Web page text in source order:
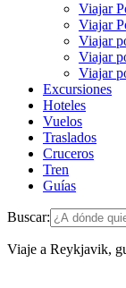
Viajar
Viajar
Viajar
Viajar
Viajar
Excursiones
Hoteles
Vuelos
Traslados
Cruceros
Tren
Guías
Buscar:
Viaje a Reykjavik,